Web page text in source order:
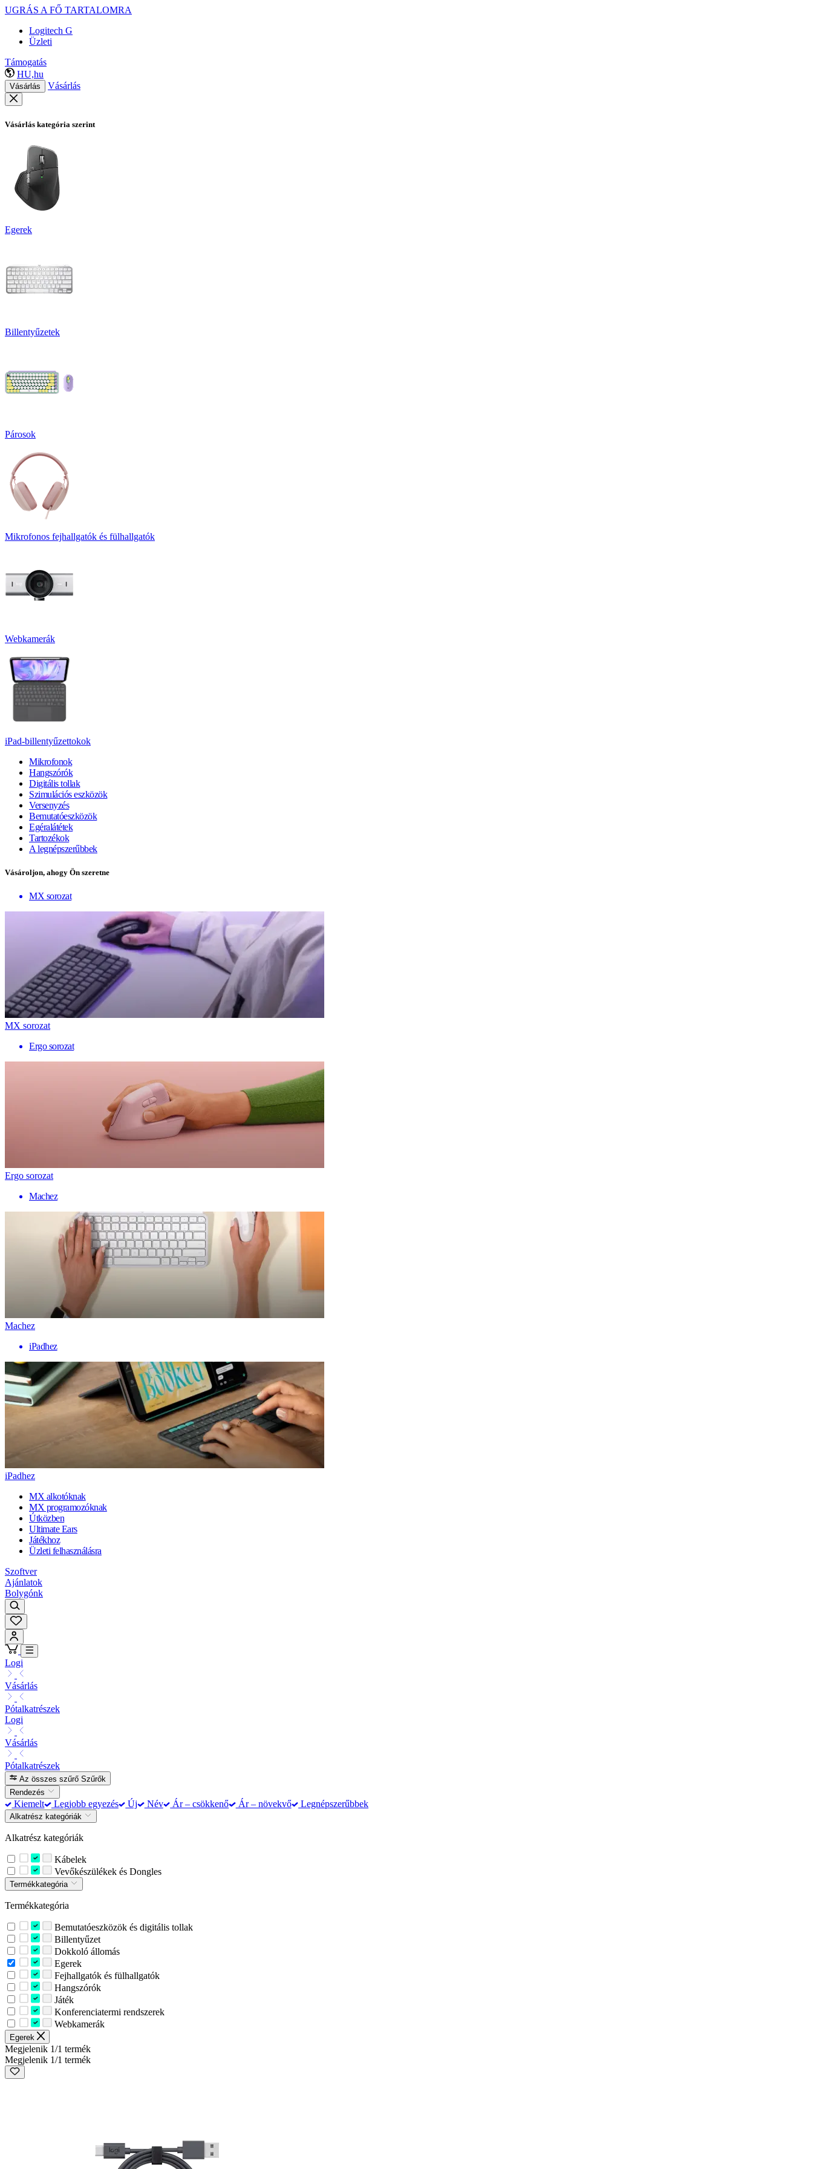
UGRÁS A FŐ TARTALOMRA
Logitech G
Üzleti
Támogatás
HU,hu
Vásárlás Vásárlás
Vásárlás kategória szerint
Egerek
Billentyűzetek
Párosok
Mikrofonos fejhallgatók és fülhallgatók
Webkamerák
iPad-billentyűzettokok
Mikrofonok
Hangszórók
Digitális tollak
Szimulációs eszközök
Versenyzés
Bemutatóeszközök
Egéralátétek
Tartozékok
A legnépszerűbbek
Vásároljon, ahogy Ön szeretne
MX sorozat
MX sorozat
Ergo sorozat
Ergo sorozat
Machez
Machez
iPadhez
iPadhez
MX alkotóknak
MX programozóknak
Útközben
Ultimate Ears
Játékhoz
Üzleti felhasználásra
Szoftver
Ajánlatok
Bolygónk
Logi
Vásárlás
Pótalkatrészek
Logi
Vásárlás
Pótalkatrészek
Az összes szűrő Szűrők
Rendezés
Kiemelt Legjobb egyezés Új Név Ár – csökkenő Ár – növekvő Legnépszerűbbek
Alkatrész kategóriák
Alkatrész kategóriák
Kábelek
Vevőkészülékek és Dongles
Termékkategória
Termékkategória
Bemutatóeszközök és digitális tollak
Billentyűzet
Dokkoló állomás
Egerek
Fejhallgatók és fülhallgatók
Hangszórók
Játék
Konferenciatermi rendszerek
Webkamerák
Egerek
Megjelenik 1/1 termék
Megjelenik 1/1 termék